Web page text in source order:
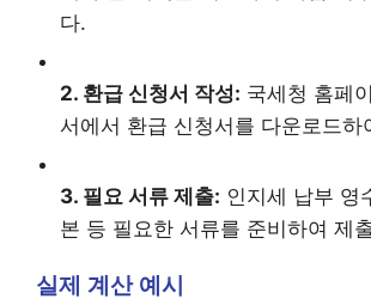
다.
2. 환급 신청서 작성: 국세청 홈페
서에서 환급 신청서를 다운로드하
3. 필요 서류 제출: 인지세 납부 영
본 등 필요한 서류를 준비하여 제
실제 계산 예시